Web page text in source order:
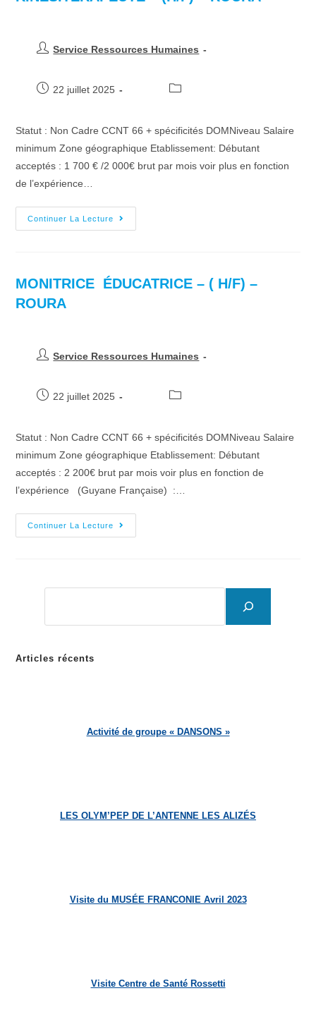
Service Ressources Humaines
22 juillet 2025
Statut : Non Cadre CCNT 66 + spécificités DOMNiveau Salaire
minimum Zone géographique Etablissement: Débutant
acceptés : 1 700 € /2 000€ brut par mois voir plus en fonction
de l’expérience…
Continuer La Lecture
MONITRICE ÉDUCATRICE – ( H/F) –
ROURA
Service Ressources Humaines
22 juillet 2025
Statut : Non Cadre CCNT 66 + spécificités DOMNiveau Salaire
minimum Zone géographique Etablissement: Débutant
acceptés : 2 200€ brut par mois voir plus en fonction de
l’expérience (Guyane Française) :…
Continuer La Lecture
Articles récents
Activité de groupe « DANSONS »
LES OLYM’PEP DE L’ANTENNE LES ALIZÉS
Visite du MUSÉE FRANCONIE Avril 2023
Visite Centre de Santé Rossetti